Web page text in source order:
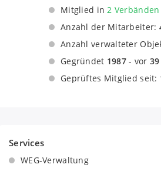
Mitglied in2 Verbänden
Dachverband
Verband der nordrhein-
Immobilienverwalter
Anzahl der Mitarbeiter:
Anzahl verwalteter
Gegründet 1987- vor
Geprüftes Mitglied seit:
Services
WEG-Verwaltung